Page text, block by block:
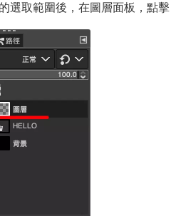
選取範圍後，在圖層面板，點擊